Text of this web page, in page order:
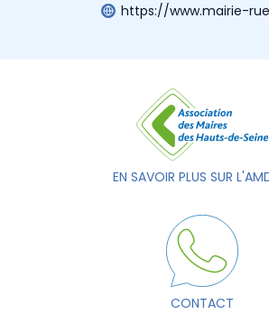
https://www.mairie-
EN SAVOIR PLUS SUR
CONTACT